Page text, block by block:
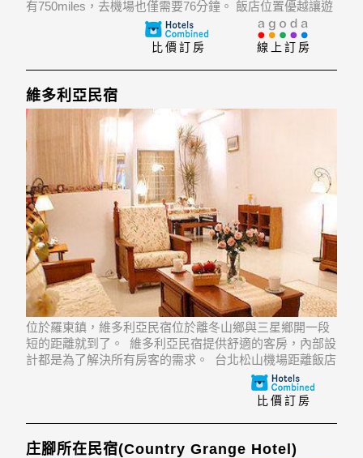
有750miles，去機場也僅需要76分鐘。 飯店位置優越讓遊
人前往市區內的熱門景點變得方便快捷。
線上訂房
比價訂房
維多利亞民宿
位於羅東鎮，維多利亞民宿位於離冬山鄉與三星鄉開一段
短的距離就到了。 維多利亞民宿提供舒適的客房，內部設
計都是為了解決所有房客的需求。 台北松山機場距離飯店
比價訂房
庄腳所在民宿(Country Grange Hotel)